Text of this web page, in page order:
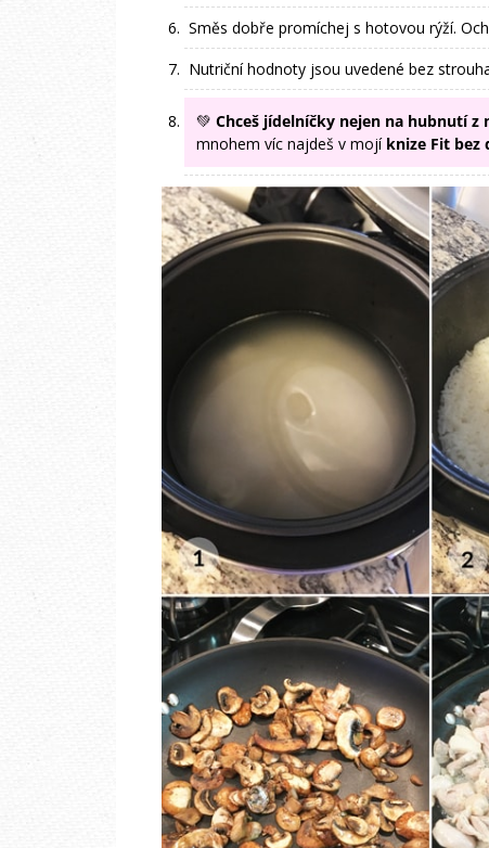
Směs dobře promíchej s hotovou rýží.
Nutriční hodnoty jsou uvedené bez
💚Chceš jídelníčky nejen na hubnutí
mnohem víc najdeš v mojí knize Fit bez